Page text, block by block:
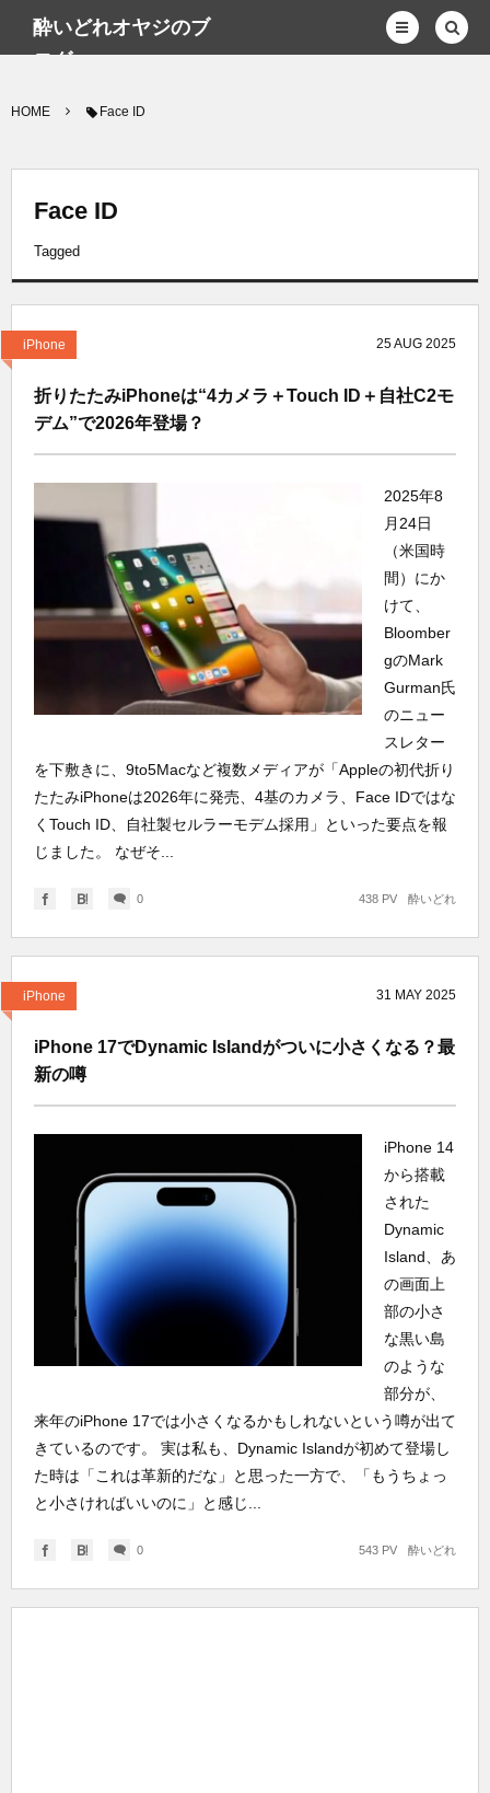
酔いどれオヤジのブ
ログwp
HOME Face ID
Face ID
Tagged
iPhone 25AUG 2025
折りたたみiPhoneは“4カメラ＋Touch ID＋自社C2モ
デム”で2026年登場？
2025年8
月24日
（米国時
間）にか
けて、
Bloomber
gのMark
Gurman氏
のニュー
スレター
を下敷きに、9to5Macなど複数メディアが「Appleの初代折り
たたみiPhoneは2026年に発売、4基のカメラ、Face IDではな
くTouch ID、自社製セルラーモデム採用」といった要点を報
じました。 なぜそ...
0 酔いどれ
438 PV
iPhone 31 MAY 2025
iPhone 17でDynamic Islandがついに小さくなる？最
新の噂
iPhone 14
から搭載
された
Dynamic
Island、あ
の画面上
部の小さ
な黒い島
のような
部分が、
来年のiPhone 17では小さくなるかもしれないという噂が出て
きているのです。 実は私も、Dynamic Islandが初めて登場し
た時は「これは革新的だな」と思った一方で、「もうちょっ
と小さければいいのに」と感じ...
0 酔いどれ
543 PV